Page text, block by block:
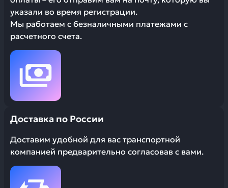
указали во время регистрации.
Мы работаем с безналичными платежами с
расчетного счета.
Доставка по России
Доставим удобной для вас транспортной
компанией предварительно согласовав с вами.